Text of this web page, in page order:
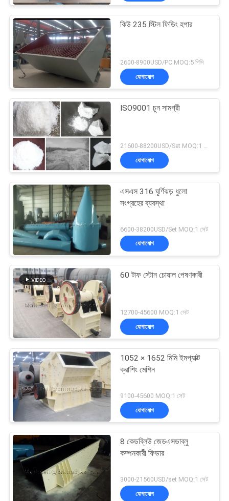
কিউ 235 স্টিল ফিডিং হপার
2600-8900USD/PC MOQ:5 পিসি
যোগাযোগ
ISO9001 চুন সামগ্রী
যোগাযোগ
এসএস 316 ঘূর্ণিঝড় ধুলো
সংগ্রহের ব্যবস্থা
6600-38200USD/Set MOQ:1 সেট
যোগাযোগ
60 টাফ স্টোন চোয়াল পেষণকারী
12700-45600 MOQ:1 সেট
যোগাযোগ
1052 × 1652 মিমি ইমপ্যাক্ট
ক্রাশিং মেশিন
9100-45600 MOQ:1 সেট
যোগাযোগ
8 কেডব্লিউ জেডএসডাব্লু
কম্পনকারী ফিডার
3000-21560USD/set MOQ:1 সেট
যোগাযোগ